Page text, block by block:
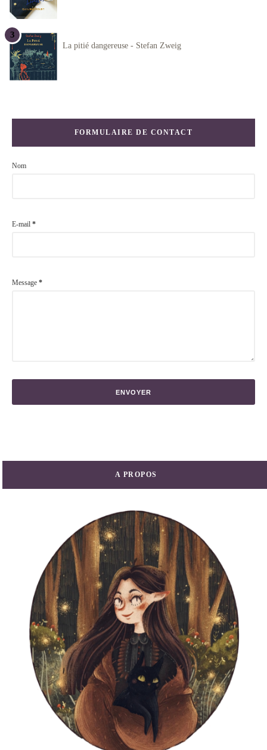
La pitié dangereuse - Stefan Zweig
FORMULAIRE DE CONTACT
Nom
E-mail *
Message *
A PROPOS